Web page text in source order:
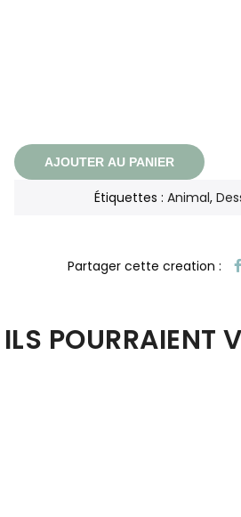
AJOUTER AU PANIER
Étiquettes : Animal,
ILS POURRAIENT